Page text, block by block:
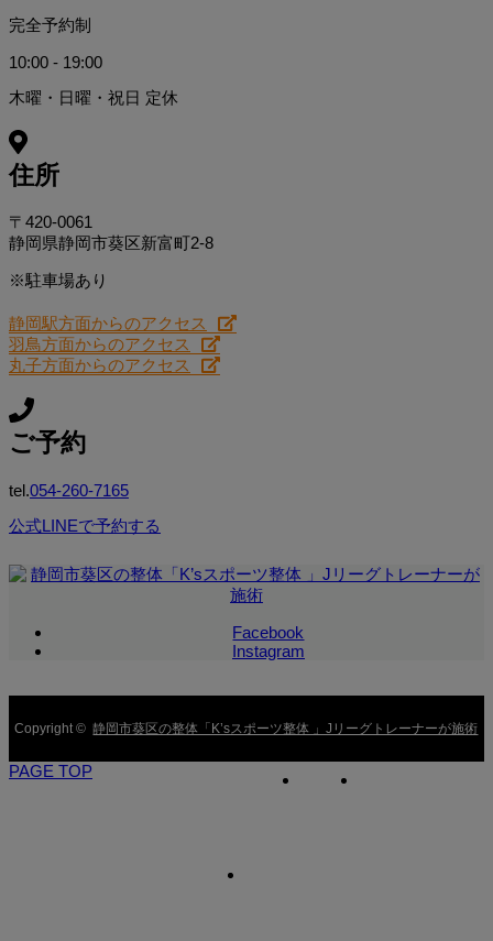
完全予約制
10:00 - 19:00
木曜・日曜・祝日 定休
住所
〒420-0061
静岡県静岡市葵区新富町2-8
※駐車場あり
静岡駅方面からのアクセス
羽鳥方面からのアクセス
丸子方面からのアクセス
ご予約
tel.054-260-7165
公式LINEで予約する
Facebook
Instagram
Copyright ©静岡市葵区の整体「K’sスポーツ整体 」Jリーグトレーナーが施術
PAGE TOP